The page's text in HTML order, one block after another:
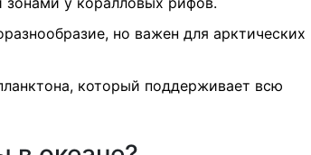
но важен для арктических
который поддерживает всю